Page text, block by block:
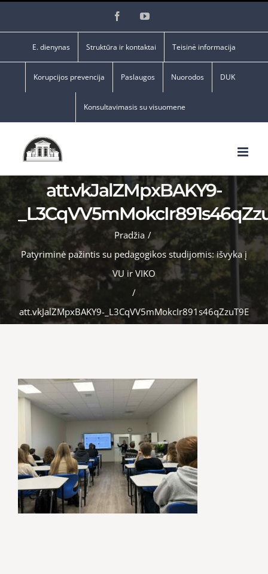
FacebookYouTube
E. dienynas Struktūra ir kontaktai Teisinė informacija
Korupcijos prevencija Paslaugos Nuorodos DUK
Konsultavimasis su visuomene
att.vkJalZMpxBAKY9-
Pradžia /
Patyriminė pažintis su pedagogikos studijomis: išvyka į
VU ir VIKO
/
att.vkJalZMpxBAKY9-_L3CqVV5mMokcIr891s46qZzuT9E